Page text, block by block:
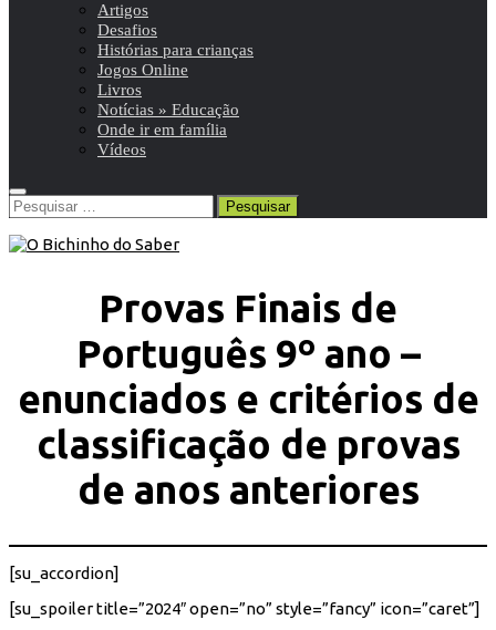
Artigos
Desafios
Histórias para crianças
Jogos Online
Livros
Notícias » Educação
Onde ir em família
Vídeos
Pesquisar
por:
Provas Finais de
Português 9º ano –
enunciados e critérios de
classificação de provas
de anos anteriores
[su_accordion]
[su_spoiler title=”2024″ open=”no” style=”fancy” icon=”caret”]